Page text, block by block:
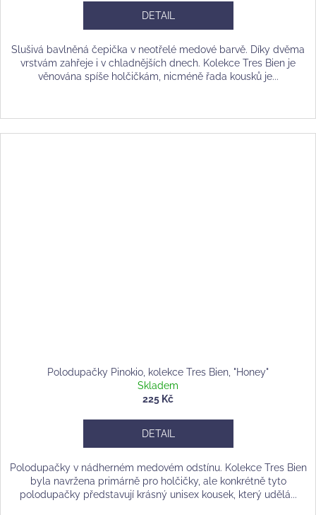
DETAIL
Slušivá bavlněná čepička v neotřelé medové barvě. Díky dvěma
vrstvám zahřeje i v chladnějších dnech. Kolekce Tres Bien je
věnována spíše holčičkám, nicméně řada kousků je...
Polodupačky Pinokio, kolekce Tres Bien, "Honey"
Skladem
225 Kč
DETAIL
Polodupačky v nádherném medovém odstínu. Kolekce Tres Bien
byla navržena primárně pro holčičky, ale konkrétně tyto
polodupačky představují krásný unisex kousek, který udělá...